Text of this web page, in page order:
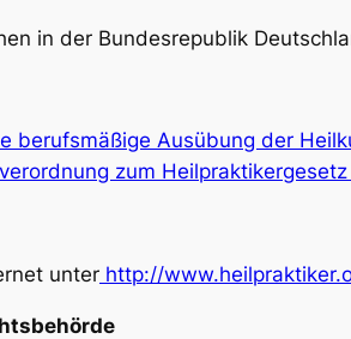
in der Bundesrepublik
berufsmäßige Ausübung der
zum Heilpraktikergesetz
unter http://